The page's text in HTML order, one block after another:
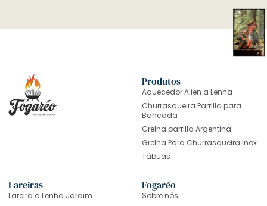
Produtos
Aquecedor Alien a Lenha
Churrasqueira Parrilla para
Bancada
Grelha parrilla Argentina
Grelha Para Churrasqueira Inox
Tábuas
Lareiras
Lareira a Lenha Jardim
Fogaréo
Sobre nós